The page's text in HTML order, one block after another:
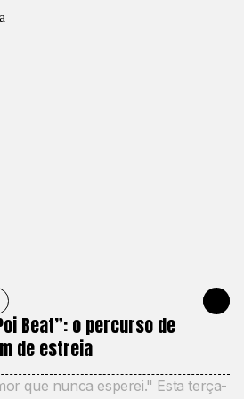
2 DE
Beat”: o percurso de
de estreia
que nunca esperei." Esta terça-